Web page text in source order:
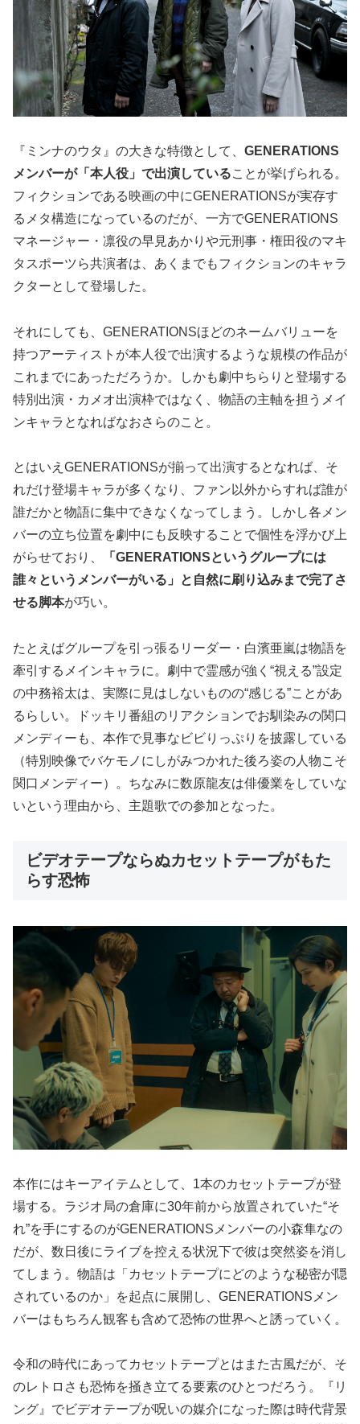
『ミンナのウタ』の大きな特徴として、 GENERATIONS
メンバーが「本人役」で出演していることが挙げられる。
フィクションである映画の中にGENERATIONSが実存す
るメタ構造になっているのだが、一方でGENERATIONS
マネージャー・凛役の早見あかりや元刑事・権田役のマキ
タスポーツら共演者は、あくまでもフィクションのキャラ
クターとして登場した。
それにしても、GENERATIONSほどのネームバリューを
持つアーティストが本人役で出演するような規模の作品が
これまでにあっただろうか。しかも劇中ちらりと登場する
特別出演・カメオ出演枠ではなく、物語の主軸を担うメイ
ンキャラとなればなおさらのこと。
とはいえGENERATIONSが揃って出演するとなれば、そ
れだけ登場キャラが多くなり、ファン以外からすれば誰が
誰だかと物語に集中できなくなってしまう。しかし各メン
バーの立ち位置を劇中にも反映することで個性を浮かび上
がらせており、
「GENERATIONSというグループには
誰々というメンバーがいる」と自然に刷り込みまで完了さ
せる脚本が巧い。
たとえばグループを引っ張るリーダー・白濱亜嵐は物語を
牽引するメインキャラに。劇中で霊感が強く“視える”設定
の中務裕太は、実際に見はしないものの“感じる”ことがあ
るらしい。ドッキリ番組のリアクションでお馴染みの関口
メンディーも、本作で見事なビビりっぷりを披露している
（特別映像でバケモノにしがみつかれた後ろ姿の人物こそ
関口メンディー）。ちなみに数原龍友は俳優業をしていな
いという理由から、主題歌での参加となった。
ビデオテープならぬカセットテープがもた
らす恐怖
本作にはキーアイテムとして、1本のカセットテープが登
場する。ラジオ局の倉庫に30年前から放置されていた“そ
れ”を手にするのがGENERATIONSメンバーの小森隼なの
だが、数日後にライブを控える状況下で彼は突然姿を消し
てしまう。物語は「カセットテープにどのような秘密が隠
されているのか」を起点に展開し、GENERATIONSメン
バーはもちろん観客も含めて恐怖の世界へと誘っていく。
令和の時代にあってカセットテープとはまた古風だが、そ
のレトロさも恐怖を掻き立てる要素のひとつだろう。『リ
ング』でビデオテープが呪いの媒介になった際は時代背景